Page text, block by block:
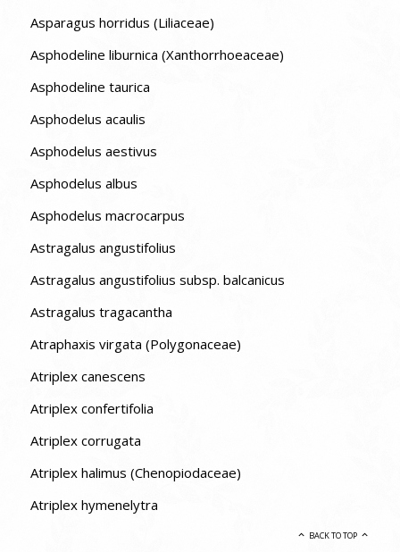
Asparagus horridus (Liliaceae)
Asphodeline liburnica (Xanthorrhoeaceae)
Asphodeline taurica
Asphodelus acaulis
Asphodelus aestivus
Asphodelus albus
Asphodelus macrocarpus
Astragalus angustifolius
Astragalus angustifolius subsp. balcanicus
Astragalus tragacantha
Atraphaxis virgata (Polygonaceae)
Atriplex canescens
Atriplex confertifolia
Atriplex corrugata
Atriplex halimus (Chenopiodaceae)
Atriplex hymenelytra
BACK TO TOP